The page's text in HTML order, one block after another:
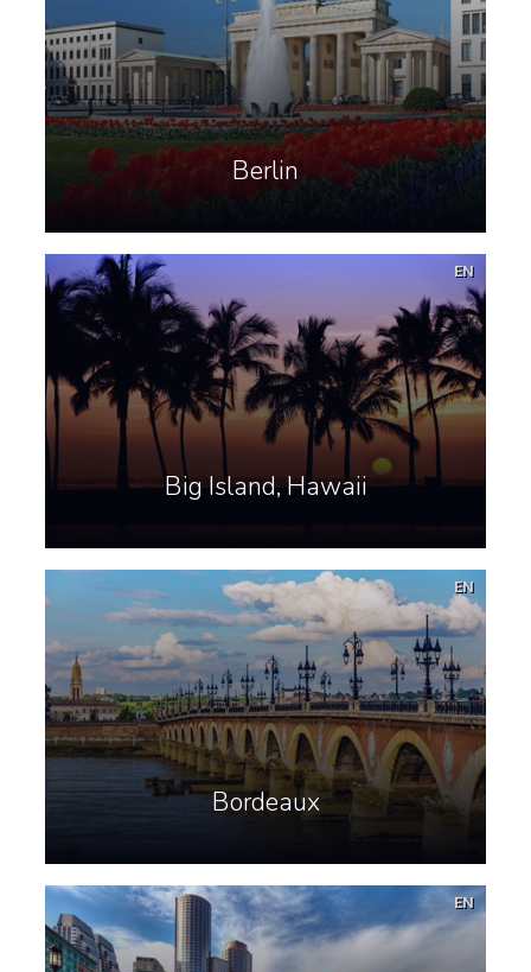
Berlin
Big Island, Hawaii
EN
Bordeaux
EN
EN